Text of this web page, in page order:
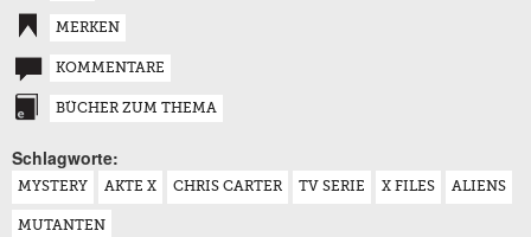
MERKEN
KOMMENTARE
BÜCHER ZUM THEMA
Schlagworte:
MYSTERY AKTE X CHRIS CARTER TV SERIE X FILES ALIENS
MUTANTEN